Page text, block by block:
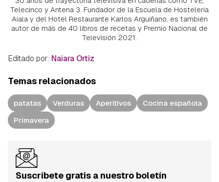
Telecinco y Antena 3. Fundador de la Escuela de Hostelería
Aiala y del Hotel Restaurante Karlos Arguiñano, es también
autor de más de 40 libros de recetas y Premio Nacional de
Televisión 2021.
Editado por: Naiara Ortiz
Temas relacionados
patatas Verduras Aperitivos
Cocina española
Primavera
Suscríbete gratis a nuestro boletín